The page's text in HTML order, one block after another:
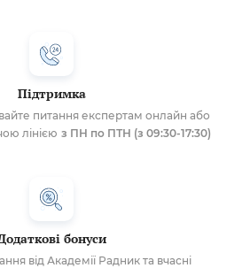
Підтримка
питання експертам онлайн або
лінією з ПН по ПТН (з 09:30-17:30)
бонуси
від Академії Радник та вчасні